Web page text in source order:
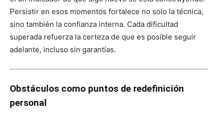
Persistir en esos momentos fortalece no solo la técnica,
sino también la confianza interna. Cada dificultad
superada refuerza la certeza de que es posible seguir
adelante, incluso sin garantías.
Obstáculos como puntos de redefinición
personal